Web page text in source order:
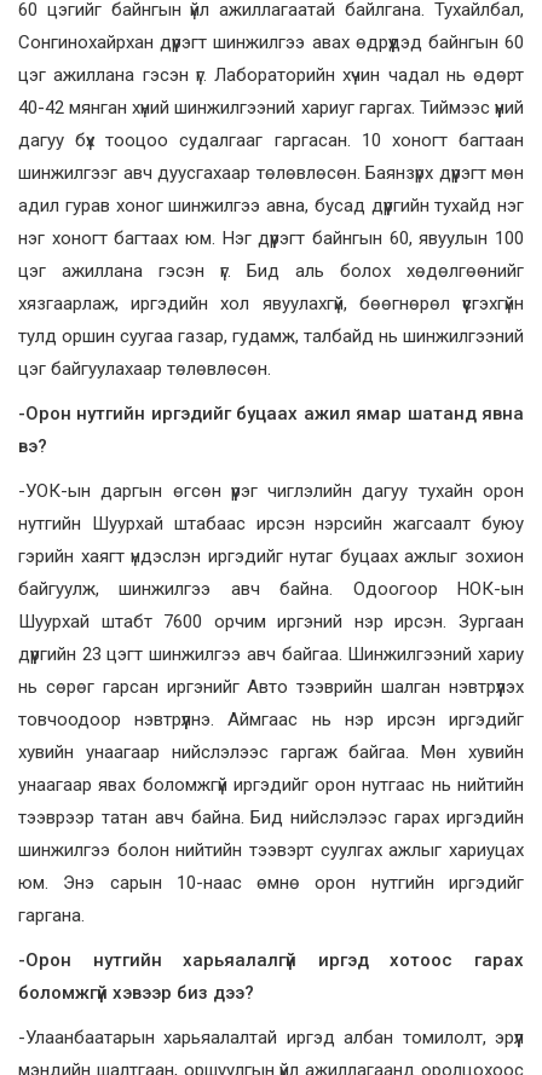
60 цэгийг байнгын үйл ажиллагаатай байлгана. Тухайлбал,
Сонгинохайрхан дүүрэгт шинжилгээ авах өдрүүдэд байнгын 60
цэг ажиллана гэсэн үг. Лабораторийн хүчин чадал нь өдөрт
40-42 мянган хүний шинжилгээний хариуг гаргах. Тиймээс үүний
дагуу бүх тооцоо судалгааг гаргасан. 10 хоногт багтаан
шинжилгээг авч дуусгахаар төлөвлөсөн. Баянзүрх дүүрэгт мөн
адил гурав хоног шинжилгээ авна, бусад дүүргийн тухайд нэг
нэг хоногт багтаах юм. Нэг дүүрэгт байнгын 60, явуулын 100
цэг ажиллана гэсэн үг. Бид аль болох хөдөлгөөнийг
хязгаарлаж, иргэдийн хол явуулахгүй, бөөгнөрөл үүсгэхгүйн
тулд оршин суугаа газар, гудамж, талбайд нь шинжилгээний
цэг байгуулахаар төлөвлөсөн.
-Орон нутгийн иргэдийг буцаах ажил ямар шатанд явна
вэ?
-УОК-ын даргын өгсөн үүрэг чиглэлийн дагуу тухайн орон
нутгийн Шуурхай штабаас ирсэн нэрсийн жагсаалт буюу
гэрийн хаягт үндэслэн иргэдийг нутаг буцаах ажлыг зохион
байгуулж, шинжилгээ авч байна. Одоогоор НОК-ын
Шуурхай штабт 7600 орчим иргэний нэр ирсэн. Зургаан
дүүргийн 23 цэгт шинжилгээ авч байгаа. Шинжилгээний хариу
нь сөрөг гарсан иргэнийг Авто тээврийн шалган нэвтрүүлэх
товчоодоор нэвтрүүлнэ. Аймгаас нь нэр ирсэн иргэдийг
хувийн унаагаар нийслэлээс гаргаж байгаа. Мөн хувийн
унаагаар явах боломжгүй иргэдийг орон нутгаас нь нийтийн
тээврээр татан авч байна. Бид нийслэлээс гарах иргэдийн
шинжилгээ болон нийтийн тээвэрт суулгах ажлыг хариуцах
юм. Энэ сарын 10-наас өмнө орон нутгийн иргэдийг
гаргана.
-Орон нутгийн харьяалалгүй иргэд хотоос гарах
боломжгүй хэвээр биз дээ?
-Улаанбаатарын харьяалалтай иргэд албан томилолт, эрүүл
мэндийн шалтгаан, оршуулгын үйл ажиллагаанд оролцохоос